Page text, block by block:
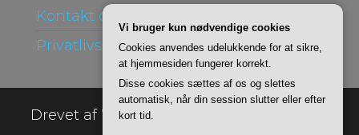
Kontakt og Om
Privatlivspolitik
Drevet afWordPress
Vi bruger kun nødvendige cookies
Cookies anvendes udelukkende for at sikre,
at hjemmesiden fungerer korrekt.
Disse cookies sættes af os og slettes
automatisk, når din session slutter eller efter
kort tid.